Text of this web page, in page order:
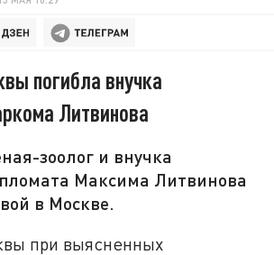
погибла внучка
Литвинова
зоолог и внучка
Максима Литвинова
в Москве.
при выясненных